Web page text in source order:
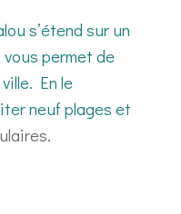
s’étend sur un
permet de
En le
neuf plages et